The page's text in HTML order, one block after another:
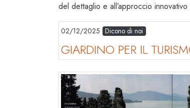
del dettaglio e all’approccio
02/12/2025 Dicono di noi
GIARDINO PER IL